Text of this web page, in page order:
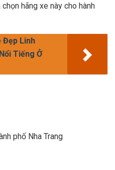
hãng xe này cho hành
Đẹp Linh
Tiếng Ở
phố Nha Trang